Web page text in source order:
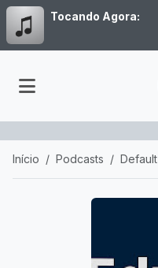
Tocando Agora:
Início Podcasts Default